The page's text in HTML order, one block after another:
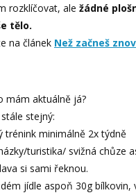
rozklíčovat, ale žádné
tělo.
na článek Než začneš
mám aktuálně já?
stejný:
trénink minimálně 2x týdně
turistika/ svižná chůze
si sami řeknou.
jídle aspoň 30g